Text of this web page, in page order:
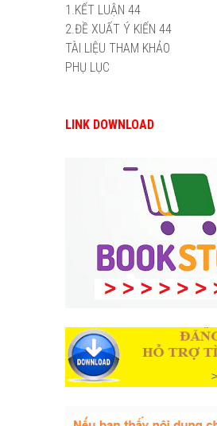
1.KẾT LUẬN 44
2.ĐỀ XUẤT Ý KIẾN 44
TÀI LIỆU THAM KHẢO
PHỤ LỤC
LINK DOWNLOAD